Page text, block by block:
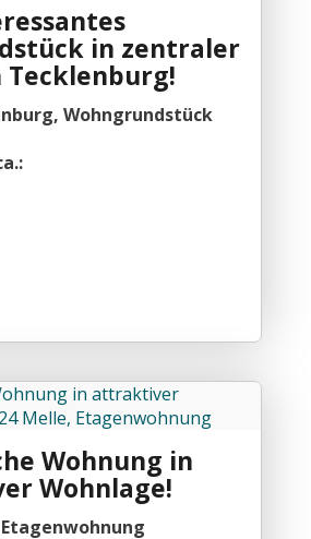
in zentraler
Tecklenburg!
Wohngrundstück
Wohnung in
Wohnlage!